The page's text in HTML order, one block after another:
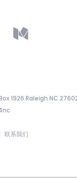
1926 Raleigh NC
联系我们